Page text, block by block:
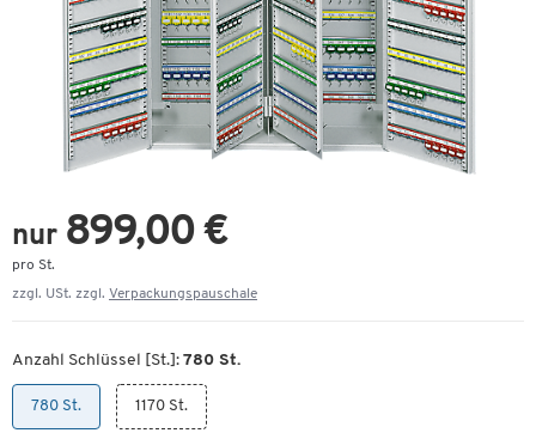
nur 899,00 €
pro St.
zzgl. USt. zzgl. Verpackungspauschale
Anzahl Schlüssel [St.]: 780 St.
780 St. 1170 St.